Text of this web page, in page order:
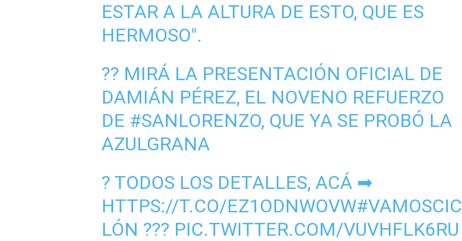
ESTAR A LA ALTURA DE ESTO, QUE ES
HERMOSO".
?? MIRÁ LA PRESENTACIÓN OFICIAL DE
DAMIÁN PÉREZ, EL NOVENO REFUERZO
DE #SANLORENZO, QUE YA SE PROBÓ LA
AZULGRANA
? TODOS LOS DETALLES, ACÁ ➡
HTTPS://T.CO/EZ1ODNWOVW#VAMOSCIC
LÓN ??? PIC.TWITTER.COM/VUVHFLK6RU